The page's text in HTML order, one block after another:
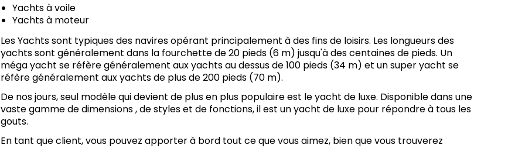
Yachts à voile
Yachts à moteur
Les Yachts sont typiques des navires opérant principalement à des fins de loisirs. Les longueurs des
yachts sont généralement dans la fourchette de 20 pieds (6 m) jusqu'à des centaines de pieds. Un
méga yacht se réfère généralement aux yachts au dessus de 100 pieds (34 m) et un super yacht se
réfère généralement aux yachts de plus de 200 pieds (70 m).
De nos jours, seul modèle qui devient de plus en plus populaire est le yacht de luxe. Disponible dans une
vaste gamme de dimensions , de styles et de fonctions, il est un yacht de luxe pour répondre à tous les
gouts.
En tant que client, vous pouvez apporter à bord tout ce que vous aimez, bien que vous trouverez